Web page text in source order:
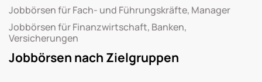
Jobbörsen für Fach- und Führungskräfte, Manager
Jobbörsen für Finanzwirtschaft, Banken,
Versicherungen
Jobbörsen nach Zielgruppen